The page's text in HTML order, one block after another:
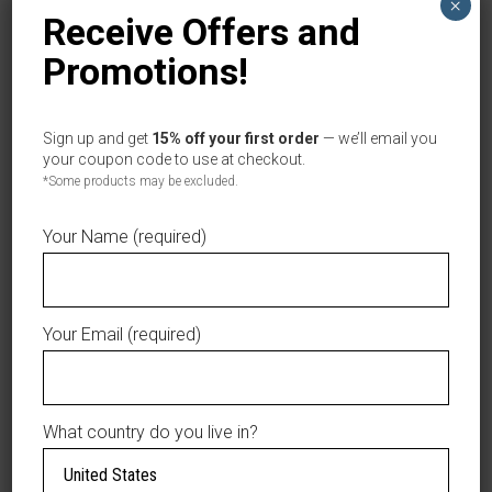
Tag:Gigantes del Cibao
In stock
del
Cibao
&
Red
Hat
–
Gorra
Ajustable
ADD TO CART
DESCRIPTION
Gray & Red
Adjustable Hat –
Receive Offers and
Promotions!
Sign up and get 15% off your first order — we’ll email you
your coupon code to use at checkout.
*Some products may be excluded.
Your Name (required)
Your Email (required)
What country do you live in?
×